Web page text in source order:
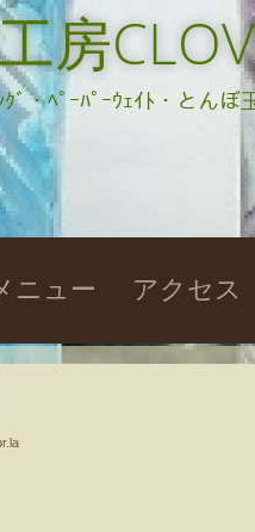
房
ｸﾞ・ﾍﾟｰﾊﾟｰｳｪｲﾄ・とんぼ
ニュー アクセス